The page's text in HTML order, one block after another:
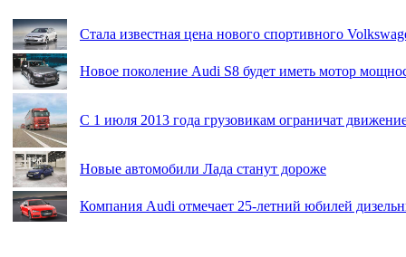
Стала известная цена нового спортивного
Новое поколение Audi S8 будет иметь мотор
С 1 июля 2013 года грузовикам ограничат
Новые автомобили Лада станут дороже
Компания Audi отмечает 25-летний юбилей